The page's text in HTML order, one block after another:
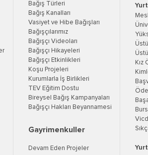
Bağış Türleri
Bağış Kanalları
Vasiyet ve Hibe Bağışları
Bağışçılarımız
Bağışçı Videoları
Bağışçı Hikayeleri
Bağışçı Etkinlikleri
Koşu Projeleri
Kurumlarla İş Birlikleri
TEV Eğitim Dostu
Bireysel Bağış Kampanyaları
Bağışçı Hakları Beyannamesi
Gayrimenkuller
Devam Eden Projeler
Kız
Yurt